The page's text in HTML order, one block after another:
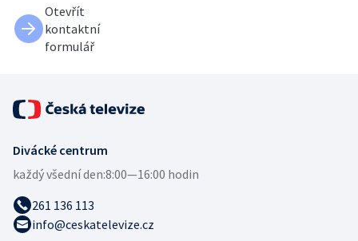
Otevřít
kontaktní
formulář
Divácké centrum
každý všední den:8:00—16:00 hodin
261 136 113
info@ceskatelevize.cz